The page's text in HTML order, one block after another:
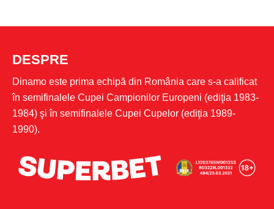
DESPRE
Dinamo este prima echipă din România care s-a calificat
în semifinalele Cupei Campionilor Europeni (ediţia 1983-
1984) şi în semifinalele Cupei Cupelor (ediţia 1989-
1990).